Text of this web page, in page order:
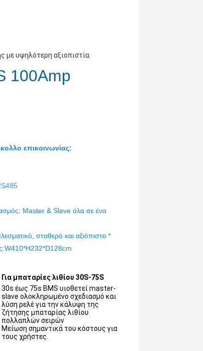
με υψηλότερη αξιοπιστία.
100Amp
επικοινωνίας:
Master & Slave όλα σε ένα
σταθερό και αξιόπιστο *
Για μπαταρίες λιθίου 30S-75S
30s έως 75s BMS υιοθετεί master-
slave ολοκληρωμένο σχεδιασμό και
λύση ρελέ για την κάλυψη της
ζήτησης μπαταρίας λιθίου
πολλαπλών σειρών
Μείωση σημαντικά του κόστους για
τους χρήστες.